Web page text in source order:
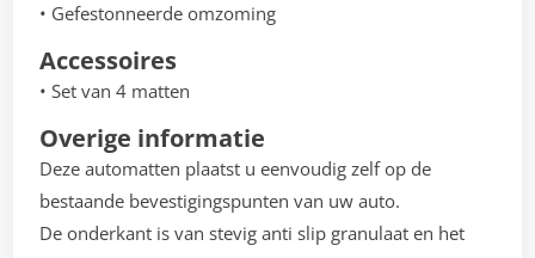
• Gefestonneerde omzoming
Accessoires
• Set van 4 matten
Overige informatie
Deze automatten plaatst u eenvoudig zelf op de
bestaande bevestigingspunten van uw auto.
De onderkant is van stevig anti slip granulaat en het